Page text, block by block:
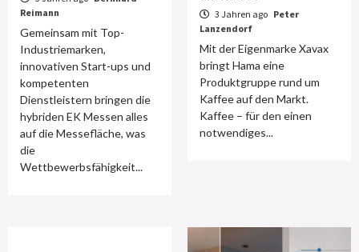
Reimann
Gemeinsam mit Top-
Industriemarken,
innovativen Start-ups und
kompetenten
Dienstleistern bringen die
hybriden EK Messen alles
auf die Messefläche, was
die
Wettbewerbsfähigkeit...
3 Jahren ago Peter
Lanzendorf
Mit der Eigenmarke Xavax
bringt Hama eine
Produktgruppe rund um
Kaffee auf den Markt.
Kaffee – für den einen
notwendiges...